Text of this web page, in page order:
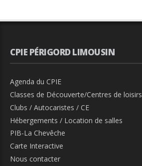
CPIE PÉRIGORD LIMOUSIN
Agenda du CPIE
Classes de Découverte/Centres de loisirs
Clubs / Autocaristes / CE
Hébergements / Location de salles
PIB-La Chevêche
Carte Interactive
Nous contacter